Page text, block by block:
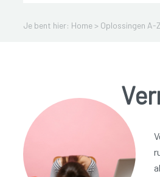
Je bent hier: Home > Oplossingen A-Z